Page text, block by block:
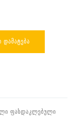
ᲓᲐᲛᲐᲢᲔᲑᲐ
ᲤᲐᲡᲓᲐᲙᲚᲔᲑᲣᲚᲘ